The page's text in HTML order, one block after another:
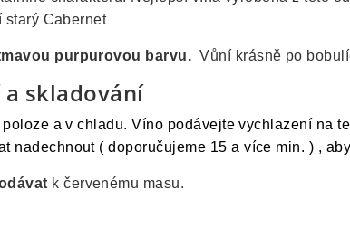
starý Cabernet
purpurovou barvu. Vůní krásně po
skladování
a v chladu. Víno podávejte vychlazení na
nadechnout ( doporučujeme 15 a více min. ) ,
k červenému masu.